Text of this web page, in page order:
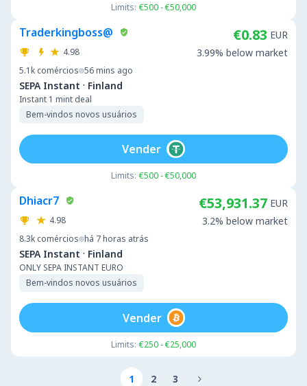
Limits: €500 - €50,000
Traderkingboss@
4.98
5.1k comércios 56 mins ago
SEPA Instant · Finland
Instant 1 mint deal
Bem-vindos novos usuários
€0.83 EUR
3.99% below market
Limits: €500 - €50,000
Vender
Dhiacr7
4.98
8.3k comércios há 7 horas atrás
SEPA Instant · Finland
ONLY SEPA INSTANT EURO
Bem-vindos novos usuários
€53,931.37 EUR
3.2% below market
Limits: €250 - €25,000
Vender
1 2 3 